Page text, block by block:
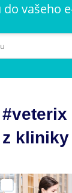
do vašeho
kliniky